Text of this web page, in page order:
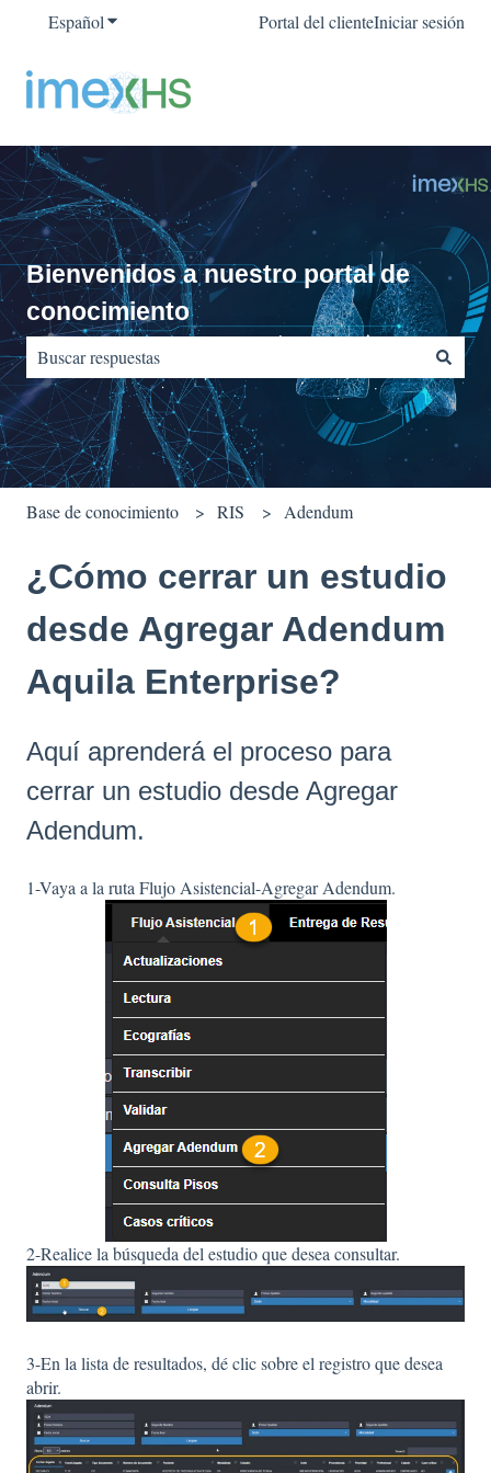
EspañolTraducciones de Mostrar submenú de
Portal del clienteIniciar sesión
Bienvenidos a nuestro portal de
conocimiento
No hay sugerencias porque el campo de búsqueda está vacío.
Base de conocimiento RIS Adendum
¿Cómo cerrar un estudio
desde Agregar Adendum
Aquila Enterprise?
Aquí aprenderá el proceso para
cerrar un estudio desde Agregar
Adendum.
1-Vaya a la ruta Flujo Asistencial-Agregar Adendum.
2-Realice la búsqueda del estudio que desea consultar.
3-En la lista de resultados, dé clic sobre el registro que desea
abrir.